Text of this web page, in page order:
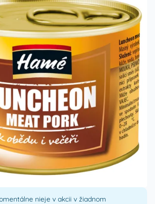
nieje v akcii v žiadnom